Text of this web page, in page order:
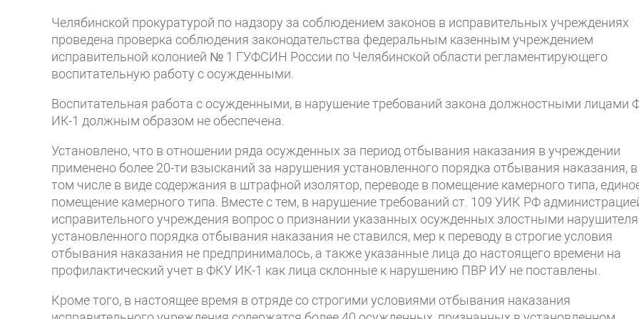
Челябинской прокуратурой по надзору за соблюдением законов в исправительных учреждениях
проведена проверка соблюдения законодательства федеральным казенным учреждением
исправительной колонией № 1 ГУФСИН России по Челябинской области регламентирующего
воспитательную работу с осужденными.
Воспитательная работа с осужденными, в нарушение требований закона должностными лицами
ИК-1 должным образом не обеспечена.
Установлено, что в отношении ряда осужденных за период отбывания наказания в учреждении
применено более 20-ти взысканий за нарушения установленного порядка отбывания наказания, в
том числе в виде содержания в штрафной изолятор, переводе в помещение камерного типа,
помещение камерного типа. Вместе с тем, в нарушение требований ст. 109 УИК РФ
исправительного учреждения вопрос о признании указанных осужденных злостными
установленного порядка отбывания наказания не ставился, мер к переводу в строгие условия
отбывания наказания не предпринималось, а также указанные лица до настоящего времени на
профилактический учет в ФКУ ИК-1 как лица склонные к нарушению ПВР ИУ не поставлены.
Кроме того, в настоящее время в отряде со строгими условиями отбывания наказания